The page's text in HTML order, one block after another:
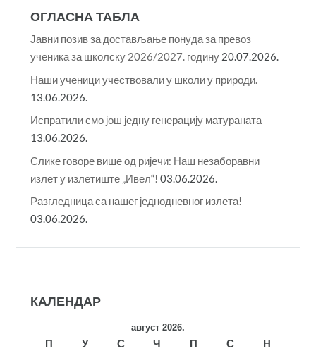
ОГЛАСНА ТАБЛА
Јавни позив за достављање понуда за превоз
ученика за школску 2026/2027. годину 20.07.2026.
Наши ученици учествовали у школи у природи.
13.06.2026.
Испратили смо још једну генерацију матураната
13.06.2026.
Слике говоре више од ријечи: Наш незаборавни
излет у излетиште „Ивел“! 03.06.2026.
Разгледница са нашег једнодневног излета!
03.06.2026.
КАЛЕНДАР
август 2026.
П У С Ч П С
Н